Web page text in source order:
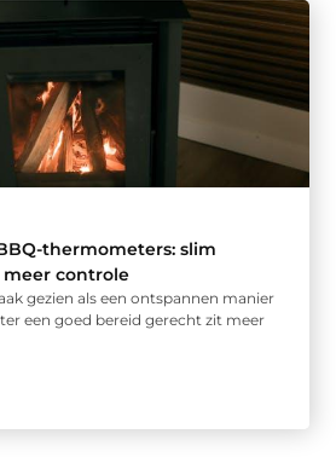
thermometers: slim
controle
gezien als een ontspannen manier
een goed bereid gerecht zit meer